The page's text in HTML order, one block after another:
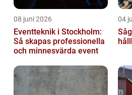
08 juni 2026
Eventteknik i Stockholm:
Så skapas professionella
och minnesvärda event
04